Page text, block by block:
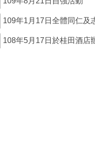
109年1月17日全體同仁及
108年5月17日於桂田酒店